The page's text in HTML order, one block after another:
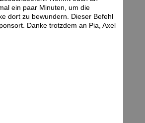
ein paar Minuten, um die
dort zu bewundern. Dieser Befehl
Danke trotzdem an Pia, Axel